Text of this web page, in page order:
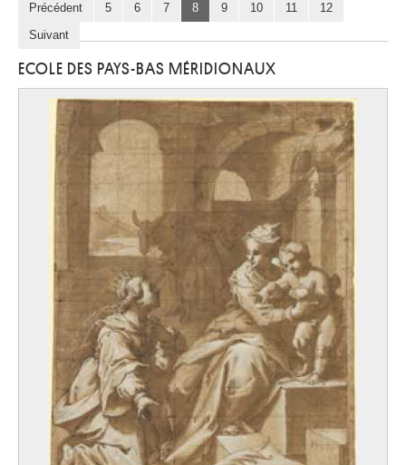
milieu XVIIIe siècle
Ecole allemande
milieu XVIe siècle
Ecole allemande
quatrième quart XVIe siècle
Ecole allemande, Allemagne méridionale
seconde moitié XVe siècle
Ecole allemande, Rhin Moyen
première moitié XVe siècle
Ecole anglaise
XVIe siècle
Ecole anglaise
Ecole autrichienne
quatrième quart XVIIIe siècle
Ecole autrichienne
premier quart XVIIIe siècle
Ecole autrichienne
début XVIIIe siècle
Précédent 5 6 7 8 9 10 11
12
Suivant
ECOLE DES PAYS-BAS MÉRIDIONAUX